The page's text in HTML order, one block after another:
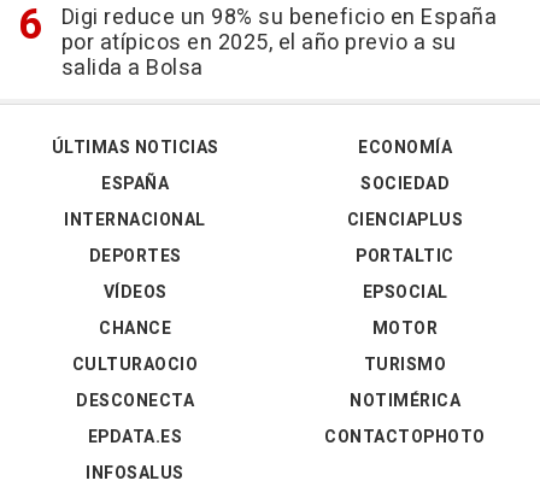
Digi reduce un 98% su beneficio en España
por atípicos en 2025, el año previo a su
salida a Bolsa
ÚLTIMAS NOTICIAS
ESPAÑA
INTERNACIONAL
DEPORTES
VÍDEOS
ECONOMÍA
SOCIEDAD
CIENCIAPLUS
PORTALTIC
EPSOCIAL
CHANCE
CULTURAOCIO
DESCONECTA
EPDATA.ES
INFOSALUS
MOTOR
TURISMO
NOTIMÉRICA
CONTACTOPHOTO